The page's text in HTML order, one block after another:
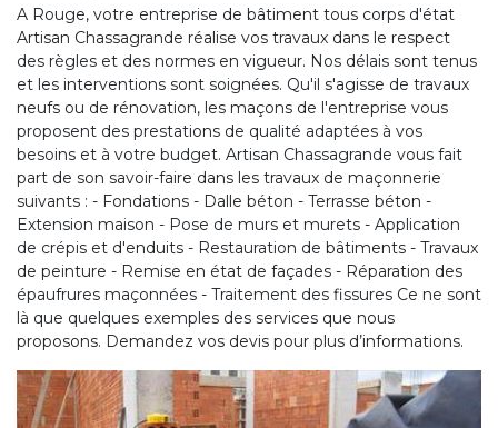
A Rouge, votre entreprise de bâtiment tous corps d'état
Artisan Chassagrande réalise vos travaux dans le respect
des règles et des normes en vigueur. Nos délais sont tenus
et les interventions sont soignées. Qu'il s'agisse de travaux
neufs ou de rénovation, les maçons de l'entreprise vous
proposent des prestations de qualité adaptées à vos
besoins et à votre budget. Artisan Chassagrande vous fait
part de son savoir-faire dans les travaux de maçonnerie
suivants : - Fondations - Dalle béton - Terrasse béton -
Extension maison - Pose de murs et murets - Application
de crépis et d'enduits - Restauration de bâtiments - Travaux
de peinture - Remise en état de façades - Réparation des
épaufrures maçonnées - Traitement des fissures Ce ne sont
là que quelques exemples des services que nous
proposons. Demandez vos devis pour plus d’informations.